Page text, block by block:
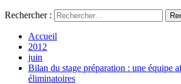
Rechercher :
Accueil
2012
juin
Bilan du stage préparation : une équipe
éliminatoires